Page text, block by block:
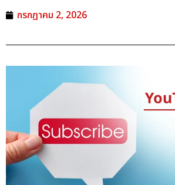
กรกฎาคม 2, 2026